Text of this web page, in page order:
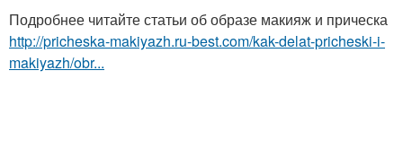
Подробнее читайте статьи об образе макияж и прическа
http://pricheska-makiyazh.ru-best.com/kak-delat-pricheski-i-
makiyazh/obr...